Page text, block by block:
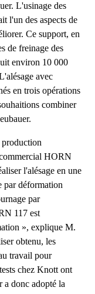
L'usinage des
l'un des aspects de
Ce support, en
de freinage des
environ 10 000
avec
en trois opérations
combiner
production
HORN
l'alésage en une
par déformation
par
117 est
», explique M.
obtenu, les
travail pour
chez Knott ont
a donc adopté la